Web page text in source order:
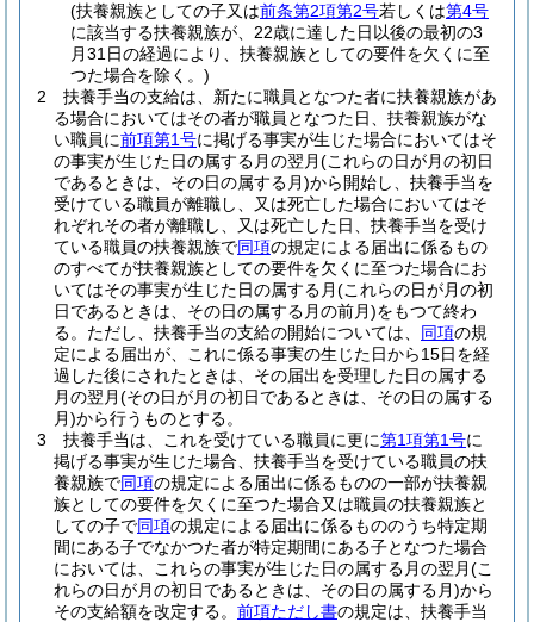
(扶養親族としての子又は前条第2項第2号若しくは第4号
に該当する扶養親族が、22歳に達した日以後の最初の3
月31日の経過により、扶養親族としての要件を欠くに至
つた場合を除く。)
2
扶養手当の支給は、新たに職員となつた者に扶養親族があ
る場合においてはその者が職員となつた日、扶養親族がな
い職員に前項第1号に掲げる事実が生じた場合においてはそ
の事実が生じた日の属する月の翌月(これらの日が月の初日
であるときは、その日の属する月)から開始し、扶養手当を
受けている職員が離職し、又は死亡した場合においてはそ
れぞれその者が離職し、又は死亡した日、扶養手当を受け
ている職員の扶養親族で同項の規定による届出に係るもの
のすべてが扶養親族としての要件を欠くに至つた場合にお
いてはその事実が生じた日の属する月(これらの日が月の初
日であるときは、その日の属する月の前月)をもつて終わ
る。 ただし、扶養手当の支給の開始については、 同項の規
定による届出が、これに係る事実の生じた日から15日を経
過した後にされたときは、その届出を受理した日の属する
月の翌月(その日が月の初日であるときは、その日の属する
月)から行うものとする。
3
扶養手当は、これを受けている職員に更に第1項第1号に
掲げる事実が生じた場合、扶養手当を受けている職員の扶
養親族で同項の規定による届出に係るものの一部が扶養親
族としての要件を欠くに至つた場合又は職員の扶養親族と
しての子で同項の規定による届出に係るもののうち特定期
間にある子でなかつた者が特定期間にある子となつた場合
においては、これらの事実が生じた日の属する月の翌月(こ
れらの日が月の初日であるときは、その日の属する月)から
その支給額を改定する。 前項ただし書の規定は、扶養手当